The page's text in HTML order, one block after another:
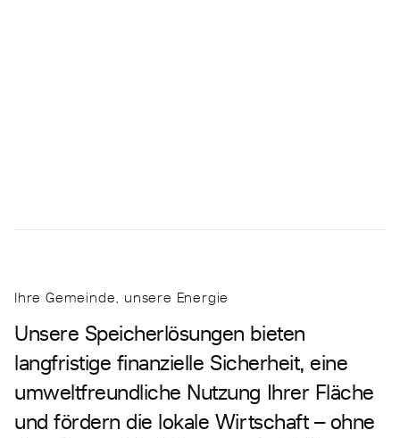
Ihre Gemeinde, unsere Energie
Unsere Speicherlösungen bieten
langfristige finanzielle Sicherheit, eine
umweltfreundliche Nutzung Ihrer Fläche
und fördern die lokale Wirtschaft – ohne